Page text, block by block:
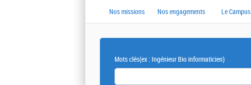
Nos missions Nos engagements Le Campus
Mots clés(ex : Ingénieur Bio informaticien)